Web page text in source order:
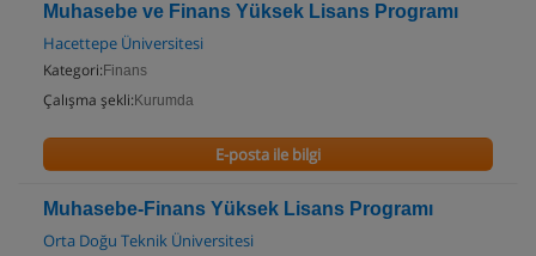
Muhasebe ve Finans Yüksek Lisans Programı
Hacettepe Üniversitesi
Kategori: Finans
Çalışma şekli: Kurumda
E-posta ile bilgi
Muhasebe-Finans Yüksek Lisans Programı
Orta Doğu Teknik Üniversitesi